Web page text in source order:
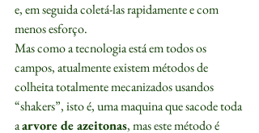
e, em seguida coletá-las rapidamente e com
menos esforço.
Mas como a tecnologia está em todos os
campos, atualmente existem métodos de
colheita totalmente mecanizados usandos
“shakers”, isto é, uma maquina que sacode toda
a arvore de azeitonas, mas este método é